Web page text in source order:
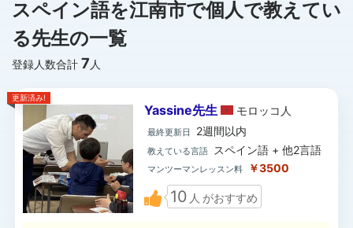
スペイン語を江南市で個人で教えてい
る先生の一覧
登録人数合計 7 人
更新済み!
Yassine先生 モロッコ 人
最終更新日 2週間以内
教えている言語 スペイン語 + 他2言語
マンツーマンレッスン料 ￥3500
10 人 がおすすめ